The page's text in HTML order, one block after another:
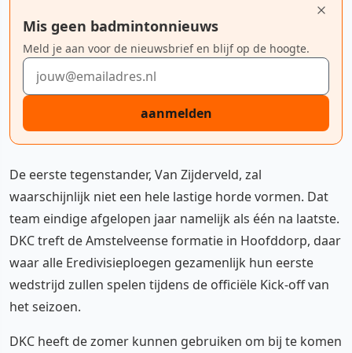
Mis geen badmintonnieuws
Meld je aan voor de nieuwsbrief en blijf op de hoogte.
E-mailadres
aanmelden
De eerste tegenstander, Van Zijderveld, zal
waarschijnlijk niet een hele lastige horde vormen. Dat
team eindige afgelopen jaar namelijk als één na laatste.
DKC treft de Amstelveense formatie in Hoofddorp, daar
waar alle Eredivisieploegen gezamenlijk hun eerste
wedstrijd zullen spelen tijdens de officiële Kick-off van
het seizoen.
DKC heeft de zomer kunnen gebruiken om bij te komen